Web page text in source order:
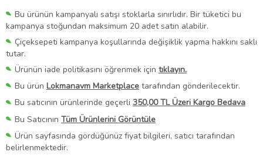
Bu ürünün kampanyalı satışı stoklarla sınırlıdır. Bir tüketici bu
kampanya stoğundan maksimum 20 adet satın alabilir.
Çiçeksepeti kampanya koşullarında değişiklik yapma hakkını saklı
tutar.
Ürünün iade politikasını öğrenmek için tıklayın.
Bu ürün Lokmanavm Marketplace tarafından gönderilecektir.
Bu satıcının ürünlerinde geçerli 350,00 TL Üzeri Kargo Bedava
Bu Satıcının Tüm Ürünlerini Görüntüle
Ürün sayfasında gördüğünüz fiyat bilgileri, satıcı tarafından
belirlenmektedir.